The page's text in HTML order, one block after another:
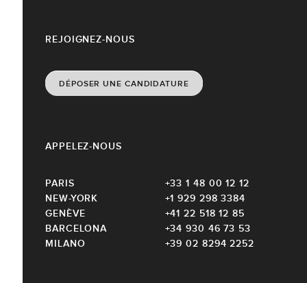
REJOIGNEZ-NOUS
DÉPOSER UNE CANDIDATURE
APPELEZ-NOUS
PARIS
+33 1 48 00 12 12
NEW-YORK
+1 929 298 3384
GENÈVE
+41 22 518 12 85
BARCELONA
+34 930 46 73 53
MILANO
+39 02 8294 2252